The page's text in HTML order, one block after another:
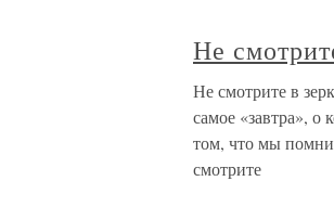
Не
Не смотрите в
самое «завтра»,
том, что мы
смотрите